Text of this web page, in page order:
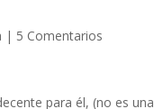
| 5 Comentarios
para él, (no es